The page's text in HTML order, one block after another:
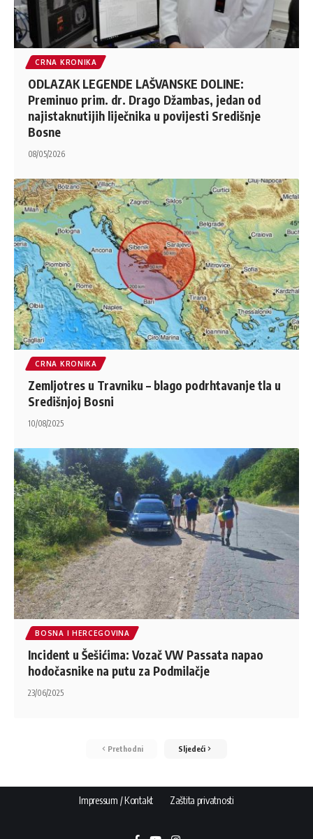
CRNA KRONIKA
ODLAZAK LEGENDE LAŠVANSKE DOLINE:
Preminuo prim. dr. Drago Džambas, jedan od
najistaknutijih liječnika u povijesti Središnje
Bosne
08/05/2026
CRNA KRONIKA
Zemljotres u Travniku – blago podrhtavanje tla u
Središnjoj Bosni
10/08/2025
BOSNA I HERCEGOVINA
Incident u Šešićima: Vozač VW Passata napao
hodočasnike na putu za Podmilačje
23/06/2025
Prethodni Sljedeći
Impressum / Kontakt Zaštita privatnosti